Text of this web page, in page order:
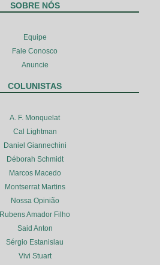
SOBRE NÓS
Equipe
Fale Conosco
Anuncie
COLUNISTAS
A. F. Monquelat
Cal Lightman
Daniel Giannechini
Déborah Schmidt
Marcos Macedo
Montserrat Martins
Nossa Opinião
Rubens Amador Filho
Said Anton
Sérgio Estanislau
Vivi Stuart